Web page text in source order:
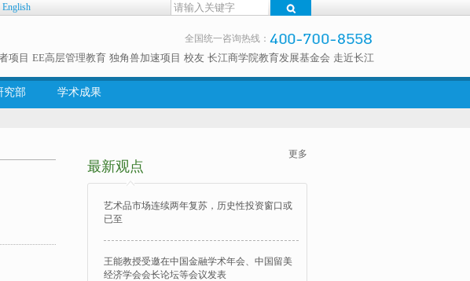
English
全国统一咨询热线：
项目 EE高层管理教育 独角兽加速项目 校友 长江商学院教育发展基金会 走近长江
究部 学术成果
最新观点
更多
艺术品市场连续两年复苏，历史性投资窗口或
已至
王能教授受邀在中国金融学术年会、中国留美
经济学会会长论坛等会议发表